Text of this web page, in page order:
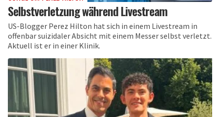
Selbstverletzung während Livestream
US-Blogger Perez Hilton hat sich in einem Livestream in
offenbar suizidaler Absicht mit einem Messer selbst verletzt.
Aktuell ist er in einer Klinik.